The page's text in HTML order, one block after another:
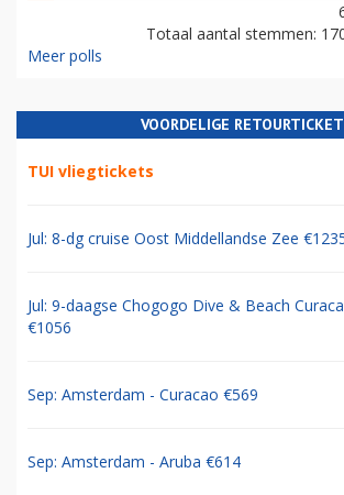
Totaal aantal stemmen:
Meer polls
VOORDELIGE
TUI vliegtickets
Jul: 8-dg cruise Oost Middellandse Zee
Jul: 9-daagse Chogogo Dive & Beach
€1056
Sep: Amsterdam - Curacao €569
Sep: Amsterdam - Aruba €614